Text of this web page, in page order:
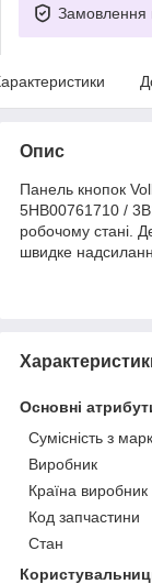
Замовлення
Опис
Панель кнопок
5HB00761710 /
робочому стані.
швидке
Основні
Сумісність з
Виробник
Країна виробник
Код запчастини
Стан